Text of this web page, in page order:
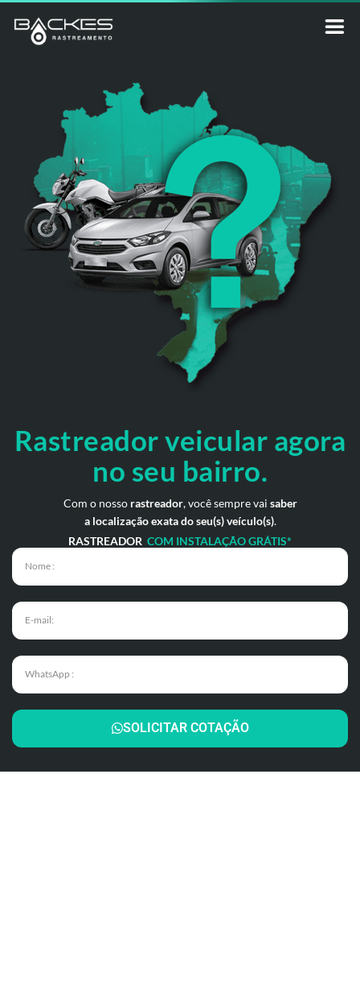
Rastreador veicular agora
no seu bairro.
Com o nosso rastreador, você sempre vai saber
a localização exata do seu(s) veículo(s).
RASTREADOR COM INSTALAÇÃO GRÁTIS*
SOLICITAR COTAÇÃO